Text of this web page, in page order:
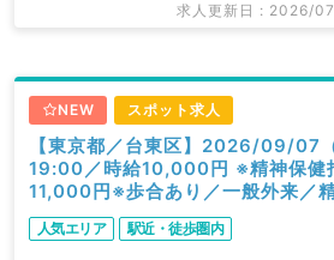
求人更新日 : 2026/
NEW スポット求人
【東京都／台東区】2026/09/07
19:00／時給10,000円 ※精神保健
11,000円※歩合あり／一般外来／
人気エリア 駅近・徒歩圏内